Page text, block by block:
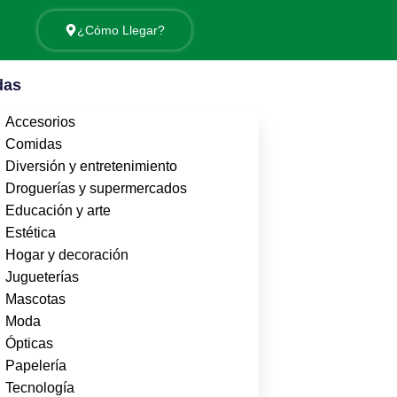
¿Cómo Llegar?
Accesorios
Comidas
Diversión y entretenimiento
Droguerías y supermercados
Educación y arte
Estética
Hogar y decoración
Jugueterías
Mascotas
Moda
Ópticas
Papelería
Tecnología